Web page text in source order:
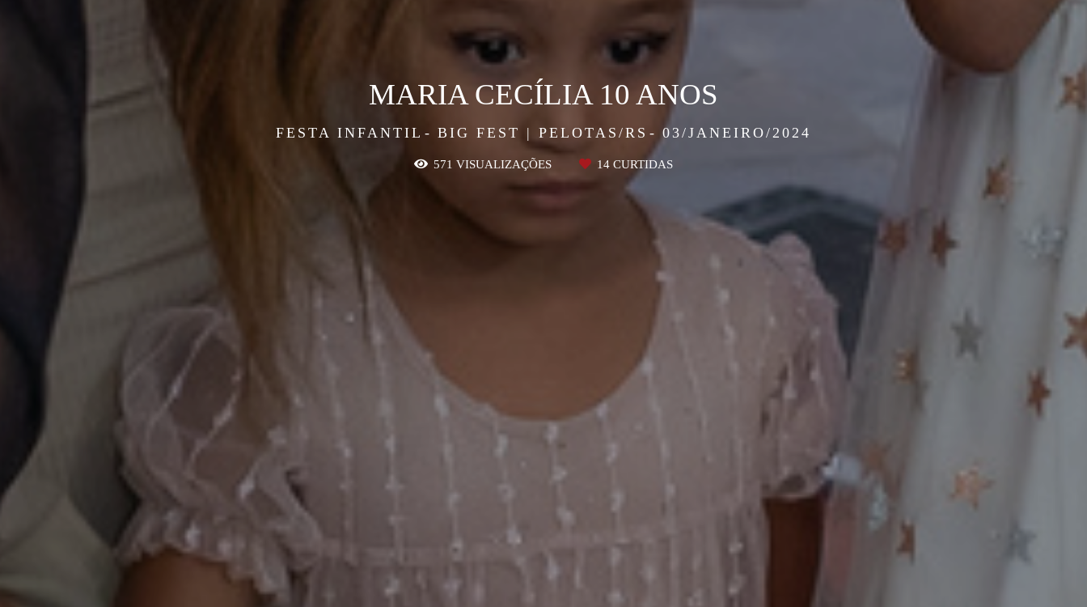
FESTA INFANTIL BIG FEST | PELOTAS/RS 03/JANEIRO/2024
MARIA CECÍLIA 10 ANOS
571 VISUALIZAÇÕES 14 CURTIDAS